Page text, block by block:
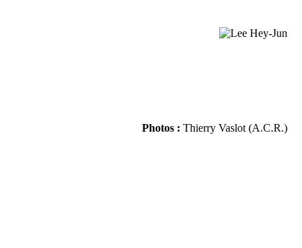
Photos : Thierry Vaslot (A.C.R.)